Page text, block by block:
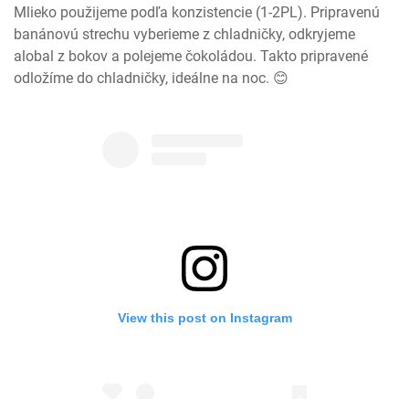
Mlieko použijeme podľa konzistencie (1-2PL). Pripravenú
banánovú strechu vyberieme z chladničky, odkryjeme
alobal z bokov a polejeme čokoládou. Takto pripravené
odložíme do chladničky, ideálne na noc. 😊
View this post on Instagram